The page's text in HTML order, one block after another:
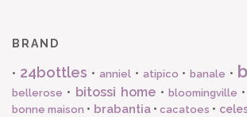
BRAND
• 24bottles • anniel• atipico •banale •
bellerose • bitossi home • bloomingville •
bonne maison • brabantia•cacatoes •